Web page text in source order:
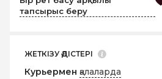
тапсырыс беру
ЖЕТКІЗУ ӘДІСТЕРІ
Курьермен қалаларда